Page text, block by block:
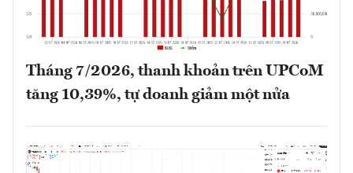
Tháng 7/2026, thanh khoản trên UPCoM
tăng 10,39%, tự doanh giảm một nửa